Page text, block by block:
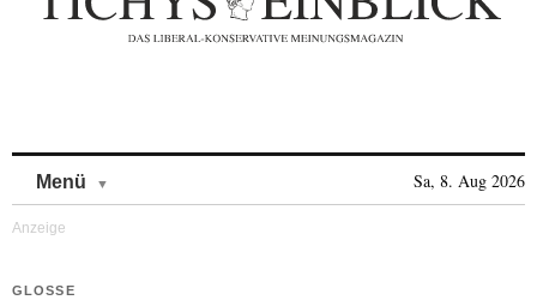
Menü Sa, 8. Aug 2026
GLOSSE